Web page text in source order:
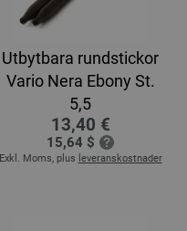
Utbytbara rundstickor
Vario Nera Ebony St.
5,5
13,40 €
15,64 $
Exkl. Moms, plus leveranskostnader